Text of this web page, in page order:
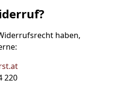
haben,
220